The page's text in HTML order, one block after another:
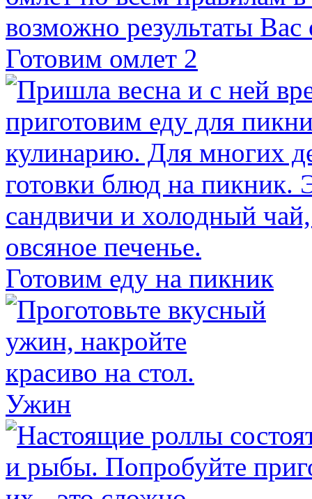
Готовим омлет 2
Готовим еду на пикник
Ужин